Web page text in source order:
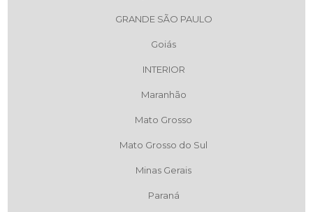
GRANDE SÃO PAULO
Goiás
INTERIOR
Maranhão
Mato Grosso
Mato Grosso do Sul
Minas Gerais
Paraná